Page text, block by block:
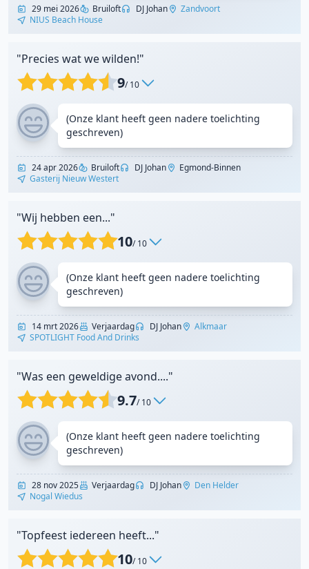
29 mei 2026 Bruiloft DJ Johan
Zandvoort
NIUS Beach House
"Precies wat we wilden!"
9/ 10
(Onze klant heeft geen nadere toelichting
geschreven)
24 apr 2026 Bruiloft DJ Johan
Egmond-Binnen
Gasterij Nieuw Westert
"Wij hebben een..."
10/ 10
(Onze klant heeft geen nadere toelichting
geschreven)
14 mrt 2026 Verjaardag DJ Johan
Alkmaar
SPOTLIGHT Food And Drinks
"Was een geweldige avond...."
9.7/ 10
(Onze klant heeft geen nadere toelichting
geschreven)
28 nov 2025 Verjaardag DJ Johan
Den Helder
Nogal Wiedus
"Topfeest iedereen heeft..."
10/ 10